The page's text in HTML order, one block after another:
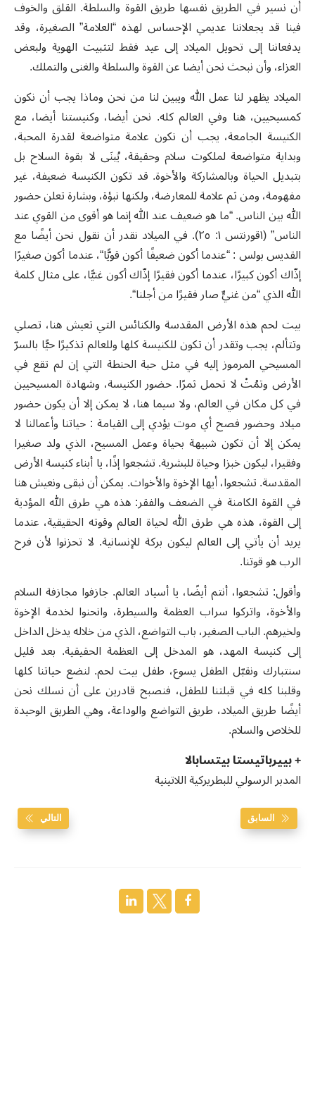
أن نسير في الطريق نفسها طريق القوة والسلطة. القلق والخوف
فينا قد يجعلاننا عديمي الإحساس لهذه “العلامة” الصغيرة، وقد
يدفعاننا إلى تحويل الميلاد إلى عيد فقط لتثبيت الهوية ولبعض
العزاء، وأن نبحث نحن أيضا عن القوة والسلطة والغنى والتملك.
الميلاد يظهر لنا عمل الله ويبين لنا من نحن وماذا يجب أن نكون
كمسيحيين، هنا وفي العالم كله. نحن أيضا، وكنيستنا أيضا، مع
الكنيسة الجامعة، يجب أن نكون علامة متواضعة لقدرة المحبة،
وبداية متواضعة لملكوت سلام وحقيقة، يُبنَى لا بقوة السلاح بل
بتبديل الحياة وبالمشاركة والأخوة. قد تكون الكنيسة ضعيفة، غير
مفهومة، ومن ثم علامة للمعارضة، ولكنها نبؤة، وبشارة تعلن حضور
الله بين الناس. “ما هو ضعيف عند الله إنما هو أقوى من القوي عند
الناس” (١قورنتس ١: ٢٥). في الميلاد نقدر أن نقول نحن أيضًا مع
القديس بولس : “عندما أكون ضعيفًا أكون قويًّا“، عندما أكون صغيرًا
إذّاك أكون كبيرًا، عندما أكون فقيرًا إذّاك أكون غنيًّا، على مثال كلمة
الله الذي “من غنيٍّ صار فقيرًا من أجلنا“.
بيت لحم هذه الأرض المقدسة والكنائس التي تعيش هنا، تصلي
وتتألم، يجب وتقدر أن تكون للكنيسة كلها وللعالم تذكيرًا حيًّا بالسرّ
المسيحي المرموز إليه في مثل حبة الحنطة التي إن لم تقع في
الأرض وتمُتْ لا تحمل ثمرًا. حضور الكنيسة، وشهادة المسيحيين
في كل مكان في العالم، ولا سيما هنا، لا يمكن إلا أن يكون حضور
ميلاد وحضور فصح أي موت يؤدي إلى القيامة : حياتنا وأعمالنا لا
يمكن إلا أن تكون شبيهة بحياة وعمل المسيح، الذي ولد صغيرا
وفقيرا، ليكون خبزا وحياة للبشرية. تشجعوا إذًا، يا أبناء كنيسة الأرض
المقدسة. تشجعوا، أيها الإخوة والأخوات. يمكن أن نبقى ونعيش هنا
في القوة الكامنة في الضعف والفقر: هذه هي طرق الله المؤدية
إلى القوة، هذه هي طرق الله لحياة العالم وقوته الحقيقية، عندما
يريد أن يأتي إلى العالم ليكون بركة للإنسانية. لا تحزنوا لأن فرح
الرب هو قوتنا.
وأقول: تشجعوا، أنتم أيضًا، يا أسياد العالم. جازفوا مجازفة السلام
والأخوة، واتركوا سراب العظمة والسيطرة، وانحنوا لخدمة الإخوة
ولخيرهم. الباب الصغير، باب التواضع، الذي من خلاله يدخل الداخل
إلى كنيسة المهد، هو المدخل إلى العظمة الحقيقية. بعد قليل
سنتبارك ونقبّل الطفل يسوع، طفل بيت لحم. لنضع حياتنا كلها
وقلبنا كله في قبلتنا للطفل، فنصبح قادرين على أن نسلك نحن
أيضًا طريق الميلاد، طريق التواضع والوداعة، وهي الطريق الوحيدة
للخلاص والسلام.
+ بييرباتيستا بيتسابالا
المدبر الرسولي للبطريركية اللاتينية
السابق التالي